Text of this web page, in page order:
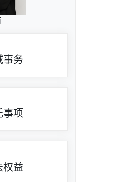
事务
事项
权益